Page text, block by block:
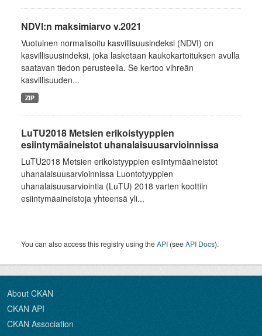
NDVI:n maksimiarvo v.2021
Vuotuinen normalisoitu kasvillisuusindeksi (NDVI) on
kasvillisuusindeksi, joka lasketaan kaukokartoituksen avulla
saatavan tiedon perusteella. Se kertoo vihreän
kasvillisuuden...
ZIP
LuTU2018 Metsien erikoistyyppien
esiintymäaineistot uhanalaisuusarvioinnissa
LuTU2018 Metsien erikoistyyppien esiintymäaineistot
uhanalaisuusarvioinnissa Luontotyyppien
uhanalaisuusarviointia (LuTU) 2018 varten koottiin
esiintymäaineistoja yhteensä yli...
You can also access this registry using theAPI (seeAPI Docs).
About CKAN
CKAN API
CKAN Association